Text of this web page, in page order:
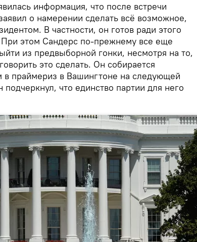
информация, что после встречи
о намерении сделать всё возможное,
В частности, он готов ради этого
При этом Сандерс по-прежнему все еще
из предвыборной гонки, несмотря на то,
это сделать. Он собирается
в праймериз в Вашингтоне на следующей
что единство партии для него